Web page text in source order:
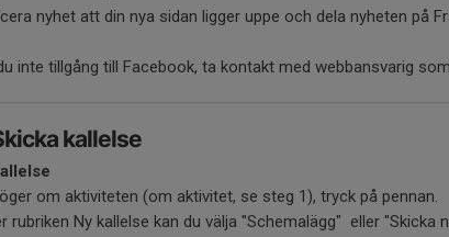
nyhet att din nya sidan ligger uppe och dela nyheten på
inte tillgång till Facebook, ta kontakt med webbansvarig
kallelse
om aktiviteten (om aktivitet, se steg 1), tryck på pennan.
rubriken Ny kallelse kan du välja "Schemalägg" eller "Skicka